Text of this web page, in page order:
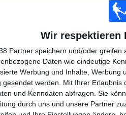
Wir respektieren
Partner speichern und/oder
Daten wie eindeutige
Werbung und Inhalte, Werbung
werden.
Mit Ihrer Erlaubnis
und Kenndaten abfragen. Sie
durch uns und unsere Partner
RANGLISTE NACH
Serie C - Staffel B
Coppa Italia Serie C
2 (4,44%)
Gesamtrangliste anzeigen